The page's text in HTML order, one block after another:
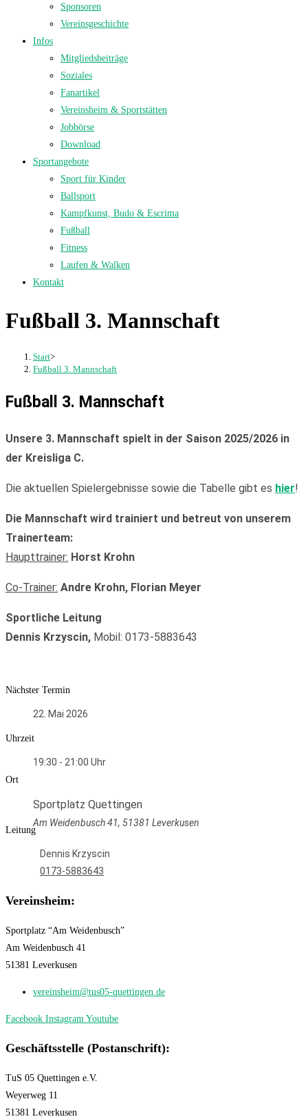
Sponsoren
Vereinsgeschichte
Infos
Mitgliedsbeiträge
Soziales
Fanartikel
Vereinsheim & Sportstätten
Jobbörse
Download
Sportangebote
Sport für Kinder
Ballsport
Kampfkunst, Budo & Escrima
Fußball
Fitness
Laufen & Walken
Kontakt
Fußball 3. Mannschaft
Start>
Fußball 3. Mannschaft
Fußball 3. Mannschaft
Unsere 3. Mannschaft spielt in der Saison 2025/2026 in
der Kreisliga C.
Die aktuellen Spielergebnisse sowie die Tabelle gibt es hier!
Die Mannschaft wird trainiert und betreut von unserem
Trainerteam:
Haupttrainer: Horst Krohn
Co-Trainer: Andre Krohn, Florian Meyer
Sportliche Leitung
Dennis Krzyscin, Mobil: 0173-5883643
Nächster Termin
22. Mai 2026
Uhrzeit
19:30 - 21:00
Ort
Sportplatz Quettingen
Am Weidenbusch 41, 51381 Leverkusen
Leitung
Dennis Krzyscin
0173-5883643
Vereinsheim:
Sportplatz “Am Weidenbusch”
Am Weidenbusch 41
51381 Leverkusen
vereinsheim@tus05-quettingen.de
Facebook Instagram Youtube
Geschäftsstelle (Postanschrift):
TuS 05 Quettingen e.V.
Weyerweg 11
51381 Leverkusen